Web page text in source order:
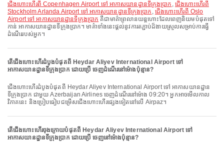
ជើងហោះហើរពី Copenhagen Airport ទៅ អាកាសយានដ្ឋានទីក្រុងប្រាក , ជើងហោះហើរពី
Stockholm Arlanda Airport ទៅ អាកាសយានដ្ឋានទីក្រុងប្រាក , ជើងហោះហើរពី Oslo
Airport ទៅ អាកាសយានដ្ឋានទីក្រុងប្រាក គឺជាមាគ៌ាព្រលានយន្តហោះដែលពេញនិយមបំផុតទៅ
កាន់ អាកាសយានដ្ឋានទីក្រុងប្រាក។ មាគ៌ាទាំងនេះផ្តល់នូវការតភ្ជាប់ដ៏ងាយស្រួលសម្រាប់ការធ្វើ
ដំណើររបស់អ្នក។
តើជើងហោះហើរដំបូងបំផុតពី Heydar Aliyev International Airport ទៅ
អាកាសយានដ្ឋានទីក្រុងប្រាក ដោយប្រើ ចេញដំណើរនៅម៉ោងប៉ុន្មាន?
ជើងហោះហើរដំបូងបំផុតពី Heydar Aliyev International Airport ទៅ អាកាសយានដ្ឋាន
ទីក្រុងប្រាក ជាមួយ Azerbaijan Airlines ចេញដំណើរនៅម៉ោង 09:20។ អ្នកអាចមើលកាល
វិភាគនេះ និងប្រៀបធៀបជម្រើសជើងហោះហើរផ្សេងទៀតនៅលើ Airpaz។
តើជើងហោះហើរចុងក្រោយបំផុតពី Heydar Aliyev International Airport ទៅ
អាកាសយានដ្ឋានទីក្រុងប្រាក ដោយប្រើ ចេញនៅម៉ោងប៉ុន្មាន?